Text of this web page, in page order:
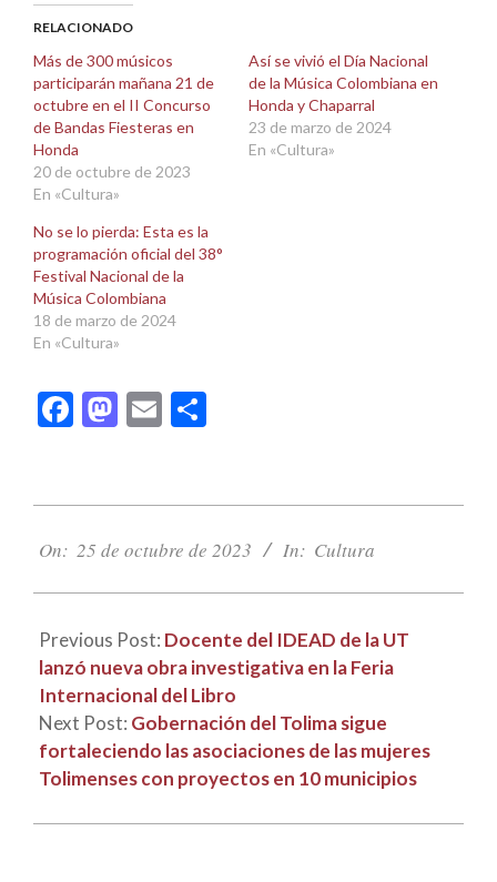
abre
una
ventana
nueva)
abre
una
ventana
nueva)
RELACIONADO
Más de 300 músicos
participarán mañana 21 de
octubre en el II Concurso
de Bandas Fiesteras en
Honda
20 de octubre de 2023
En «Cultura»
Así se vivió el Día Nacional
de la Música Colombiana en
Honda y Chaparral
23 de marzo de 2024
En «Cultura»
No se lo pierda: Esta es la
programación oficial del 38°
Festival Nacional de la
Música Colombiana
18 de marzo de 2024
En «Cultura»
Facebook
Mastodon
Email
10-
On: 25 de octubre de 2023 In: Cultura
Previous Post: Docente del IDEAD de la UT
lanzó nueva obra investigativa en la Feria
Internacional del Libro
Next Post: Gobernación del Tolima sigue
fortaleciendo las asociaciones de las mujeres
Tolimenses con proyectos en 10 municipios